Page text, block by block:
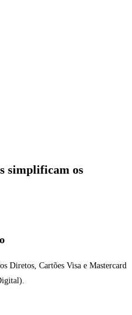
simplificam os
Diretos, Cartões Visa e Mastercard